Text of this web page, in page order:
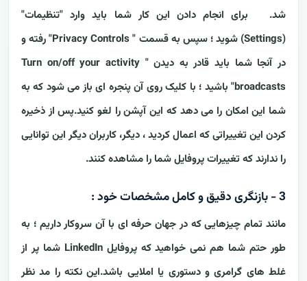
شد. برای انجام دادن این کار شما باید وارد "تنظیمات"
(Settings) شوید ؛ سپس به قسمت " Privacy Controls" رفته و
در آنجا شما باید قادر به دیدن " Turn on/off your activity
broadcasts" باشید ؛ با کلیک روی آن پنجره ای باز می شود که به
شما این امکان را می دهد که این آپشن را لغو کنید.پس از ذخیره
کردن این تغییراتی که اعمال کردید ، دیگر، کاربران دیگر این توانایی
را ندارند که تغییرات پروفایل شما را مشاهده کنند.
3 - بازنگری دقیق و کامل مشخصات خود :
مانند تمام چیزهایی که در جهان حرفه ای با آن سروکار داریم ؛ به
طور حتم شما هم نمی خواهید که پروفایل LinkedIn شما پر از
غلط های گرامری و دستوری یا املایی باشد.این نکته را مد نظر